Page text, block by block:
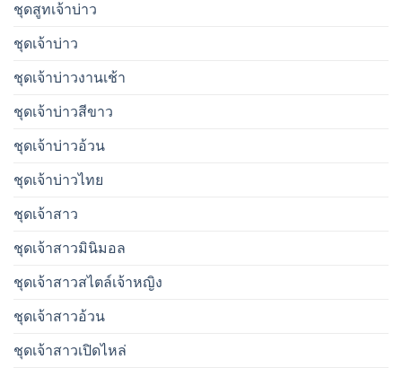
ชุดสูทเจ้าบ่าว
ชุดเจ้าบ่าว
ชุดเจ้าบ่าวงานเช้า
ชุดเจ้าบ่าวสีขาว
ชุดเจ้าบ่าวอ้วน
ชุดเจ้าบ่าวไทย
ชุดเจ้าสาว
ชุดเจ้าสาวมินิมอล
ชุดเจ้าสาวสไตล์เจ้าหญิง
ชุดเจ้าสาวอ้วน
ชุดเจ้าสาวเปิดไหล่